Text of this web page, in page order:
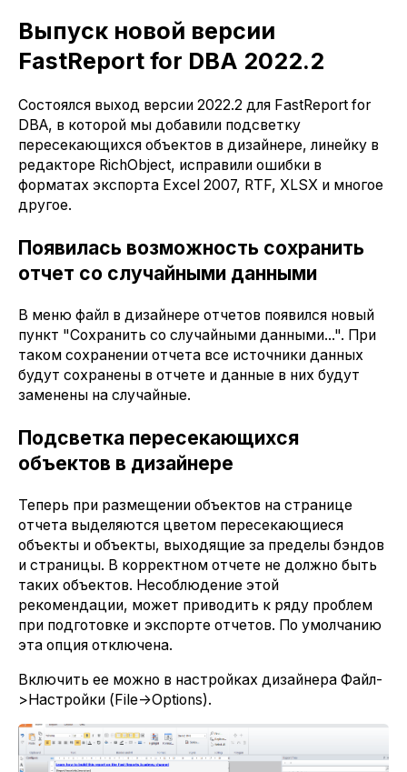
Выпуск новой версии
FastReport for DBA 2022.2
Состоялся выход версии 2022.2 для FastReport for
DBA, в которой мы добавили подсветку
пересекающихся объектов в дизайнере, линейку в
редакторе RichObject, исправили ошибки в
форматах экспорта Excel 2007, RTF, XLSX и многое
другое.
Появилась возможность сохранить
отчет со случайными данными
В меню файл в дизайнере отчетов появился новый
пункт "Сохранить со случайными данными...". При
таком сохранении отчета все источники данных
будут сохранены в отчете и данные в них будут
заменены на случайные.
Подсветка пересекающихся
объектов в дизайнере
Теперь при размещении объектов на странице
отчета выделяются цветом пересекающиеся
объекты и объекты, выходящие за пределы бэндов
и страницы. В корректном отчете не должно быть
таких объектов. Несоблюдение этой
рекомендации, может приводить к ряду проблем
при подготовке и экспорте отчетов. По умолчанию
эта опция отключена.
Включить ее можно в настройках дизайнера Файл-
>Настройки (File->Options).